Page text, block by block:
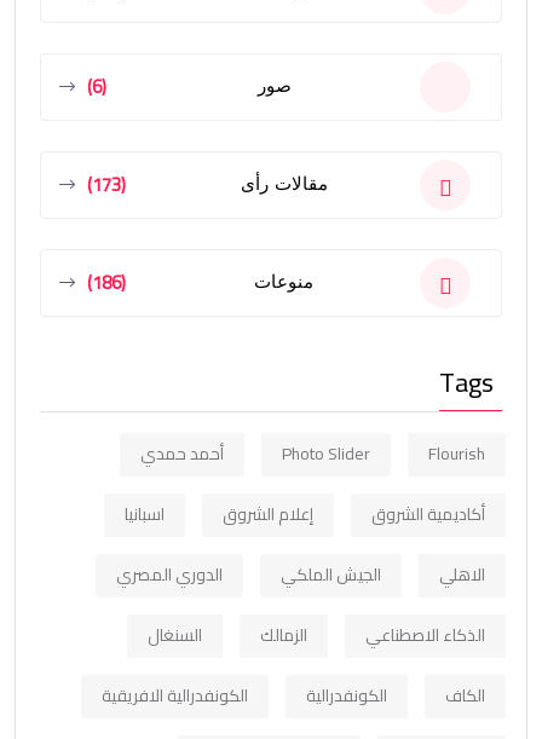
صور (6)
مقالات رأى (173)
منوعات (186)
Tags
Flourish
Photo Slider
أحمد حمدي
أكاديمية الشروق
إعلام الشروق
اسبانيا
الاهلي
الجيش الملكي
الدوري المصري
الذكاء الاصطناعي
الزمالك
السنغال
الكاف
الكونفدرالية
الكونفدرالية الافريقية